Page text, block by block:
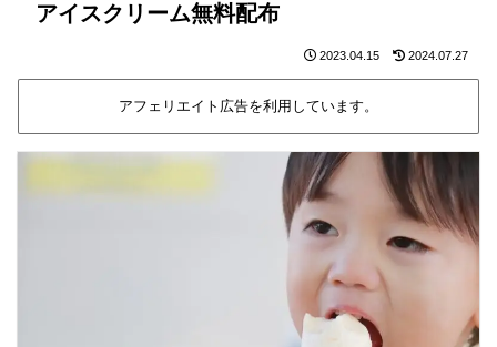
アイスクリーム無料配布
2023.04.15 2024.07.27
アフェリエイト広告を利用しています。